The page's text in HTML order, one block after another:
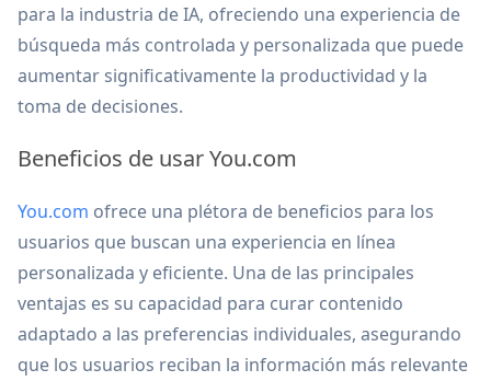
para la industria de IA, ofreciendo una experiencia de
búsqueda más controlada y personalizada que puede
aumentar significativamente la productividad y la
toma de decisiones.
Beneficios de usar You.com
You.com ofrece una plétora de beneficios para los
usuarios que buscan una experiencia en línea
personalizada y eficiente. Una de las principales
ventajas es su capacidad para curar contenido
adaptado a las preferencias individuales, asegurando
que los usuarios reciban la información más relevante